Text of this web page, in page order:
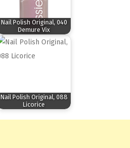
Nail Polish Original, 040
Demure Vix
Nail Polish Original, 088
Licorice